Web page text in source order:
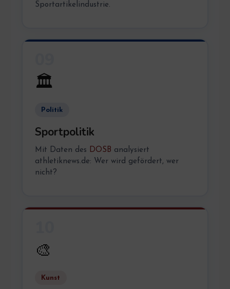
Sportartikelindustrie.
🏛️
Politik
Sportpolitik
Mit Daten des DOSB analysiert
athletiknews.de: Wer wird gefördert, wer
nicht?
🎨
Kunst